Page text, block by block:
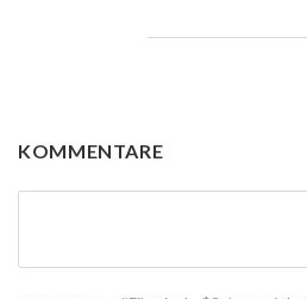
KOMMENTARE